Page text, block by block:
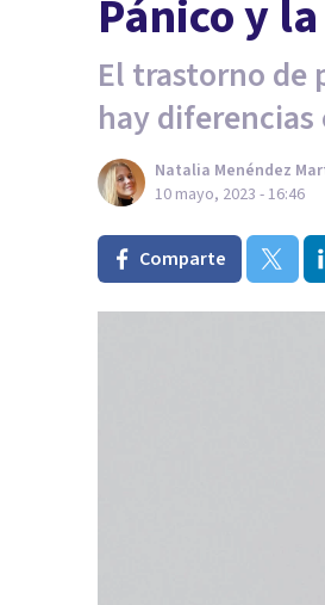
Pánico y
El trastorno de
hay
Natalia Menéndez
10 mayo, 2023 - 16:46
Comparte